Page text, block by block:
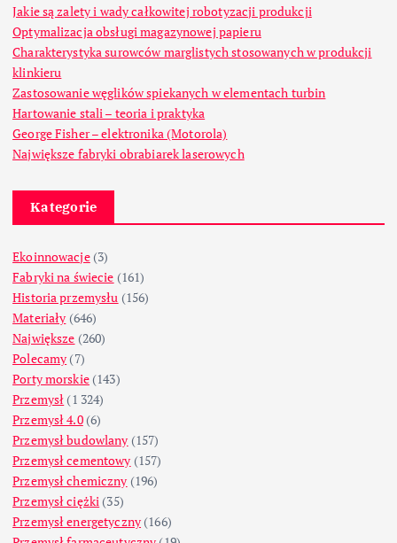
Jakie są zalety i wady całkowitej robotyzacji produkcji
Optymalizacja obsługi magazynowej papieru
Charakterystyka surowców marglistych stosowanych w produkcji
klinkieru
Zastosowanie węglików spiekanych w elementach turbin
Hartowanie stali – teoria i praktyka
George Fisher – elektronika (Motorola)
Największe fabryki obrabiarek laserowych
Kategorie
Ekoinnowacje(3)
Fabryki na świecie (161)
Historia przemysłu (156)
Materiały (646)
Największe (260)
Polecamy (7)
Porty morskie(143)
Przemysł (1 324)
Przemysł 4.0(6)
Przemysł budowlany (157)
Przemysł cementowy (157)
Przemysł chemiczny (196)
Przemysł ciężki (35)
Przemysł energetyczny (166)